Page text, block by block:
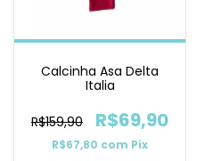
Calcinha Asa Delta
Italia
R$159,90 R$69,90
R$67,80 com Pix